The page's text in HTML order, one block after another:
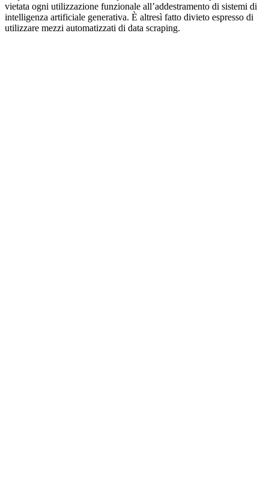
vietata ogni utilizzazione funzionale all’addestramento di sistemi di
intelligenza artificiale generativa. È altresì fatto divieto espresso di
utilizzare mezzi automatizzati di data scraping.